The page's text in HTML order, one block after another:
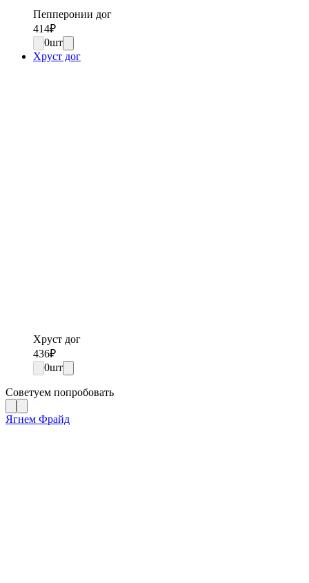
Пепперонии дог
414₽
0шт
Хруст дог
Хруст дог
436₽
0шт
Советуем попробовать
Ягнем Фрайд